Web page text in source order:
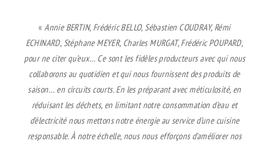
«Annie BERTIN, Frédéric BELLO, Sébastien COUDRAY, Rémi
ECHINARD, Stéphane MEYER, Charles MURGAT, Frédéric POUPARD,
pour ne citer qu’eux… Ce sont les fidèles producteurs avec qui nous
collaborons au quotidien et qui nous fournissent des produits de
saison… en circuits courts. En les préparant avec méticulosité, en
réduisant les déchets, en limitant notre consommation d’eau et
d’électricité nous mettons notre énergie au service d’une cuisine
responsable. À notre échelle, nous nous efforçons d’améliorer nos